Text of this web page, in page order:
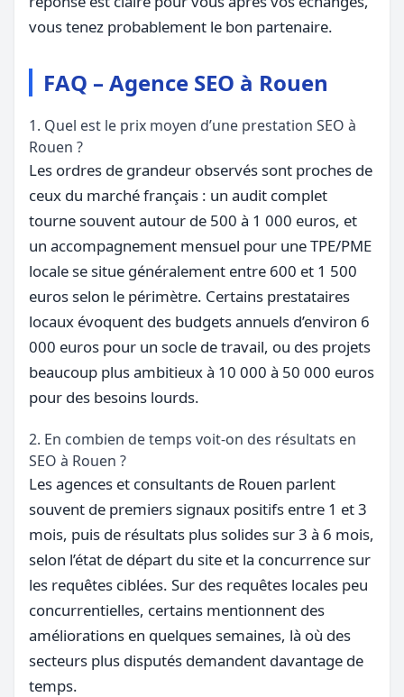
vous tenez probablement le bon partenaire.
FAQ – Agence SEO à Rouen
1. Quel est le prix moyen d’une prestation SEO à
Rouen ?
Les ordres de grandeur observés sont proches de
ceux du marché français : un audit complet
tourne souvent autour de 500 à 1 000 euros, et
un accompagnement mensuel pour une TPE/PME
locale se situe généralement entre 600 et 1 500
euros selon le périmètre. Certains prestataires
locaux évoquent des budgets annuels d’environ 6
000 euros pour un socle de travail, ou des projets
beaucoup plus ambitieux à 10 000 à 50 000 euros
pour des besoins lourds.
2. En combien de temps voit-on des résultats en
SEO à Rouen ?
Les agences et consultants de Rouen parlent
souvent de premiers signaux positifs entre 1 et 3
mois, puis de résultats plus solides sur 3 à 6 mois,
selon l’état de départ du site et la concurrence sur
les requêtes ciblées. Sur des requêtes locales peu
concurrentielles, certains mentionnent des
améliorations en quelques semaines, là où des
secteurs plus disputés demandent davantage de
temps.